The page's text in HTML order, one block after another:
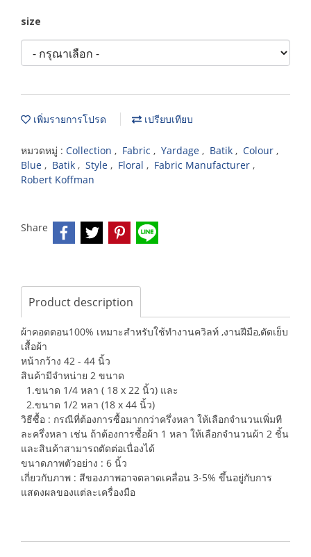
size
เพิ่มรายการโปรด เปรียบเทียบ
หมวดหมู่ : Collection , Fabric , Yardage , Batik , Colour ,
Blue , Batik , Style , Floral , Fabric Manufacturer ,
Robert Koffman
Share
Product description
ผ้าคอตตอน100% เหมาะสำหรับใช้ทำงานควิลท์ ,งานฝีมือ,ตัดเย็บ
เสื้อผ้า
หน้ากว้าง 42 - 44 นิ้ว
สินค้ามีจำหน่าย 2 ขนาด
1.ขนาด 1/4 หลา ( 18 x 22 นิ้ว) และ
2.ขนาด 1/2 หลา (18 x 44 นิ้ว)
วิธีซื้อ : กรณีที่ต้องการซื้อมากกว่าครึ่งหลา ให้เลือกจำนวนเพิ่มที
ละครึ่งหลา เช่น ถ้าต้องการซื้อผ้า 1 หลา ให้เลือกจำนวนผ้า 2 ชิ้น
และสินค้าสามารถตัดต่อเนื่องได้
ขนาดภาพตัวอย่าง : 6 นิ้ว
เกี่ยวกับภาพ : สีของภาพอาจตลาดเคลื่อน 3-5% ขึ้นอยู่กับการ
แสดงผลของแต่ละเครื่องมือ